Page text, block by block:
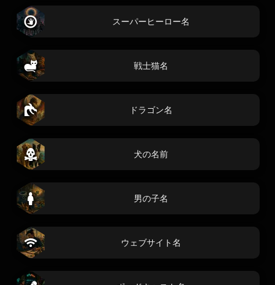
スーパーヒーロー名
戦士猫名
ドラゴン名
犬の名前
男の子名
ウェブサイト名